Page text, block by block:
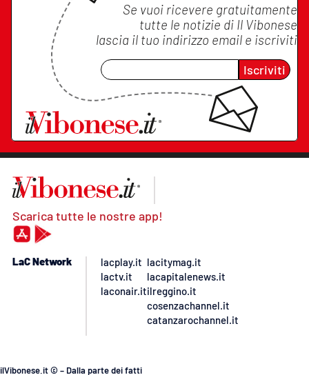
Se vuoi ricevere gratuitamente
tutte le notizie di Il Vibonese
lascia il tuo indirizzo email e iscriviti
Iscriviti
Scarica tutte le nostre app!
LaC Network
lacplay.it
lactv.it
laconair.it
lacitymag.it
lacapitalenews.it
ilreggino.it
cosenzachannel.it
catanzarochannel.it
ilVibonese.it © – Dalla parte dei fatti